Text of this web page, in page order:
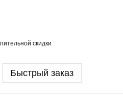
скидки
Быстрый заказ